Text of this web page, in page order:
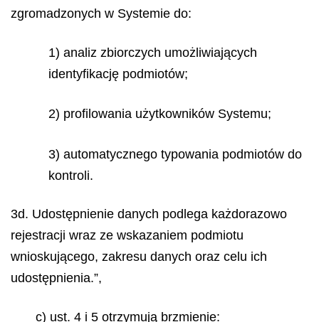
zgromadzonych w Systemie do:
1) analiz zbiorczych umożliwiających
identyfikację podmiotów;
2) profilowania użytkowników Systemu;
3) automatycznego typowania podmiotów do
kontroli.
3d. Udostępnienie danych podlega każdorazowo
rejestracji wraz ze wskazaniem podmiotu
wnioskującego, zakresu danych oraz celu ich
udostępnienia.”,
c) ust. 4 i 5 otrzymują brzmienie: